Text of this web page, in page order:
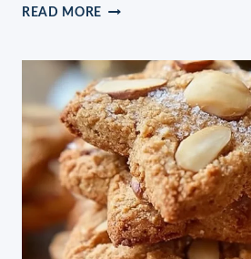
READ MORE RÄUBERBRATEN,
OFEN
EINFACH
VOR
SICH
HIN
!